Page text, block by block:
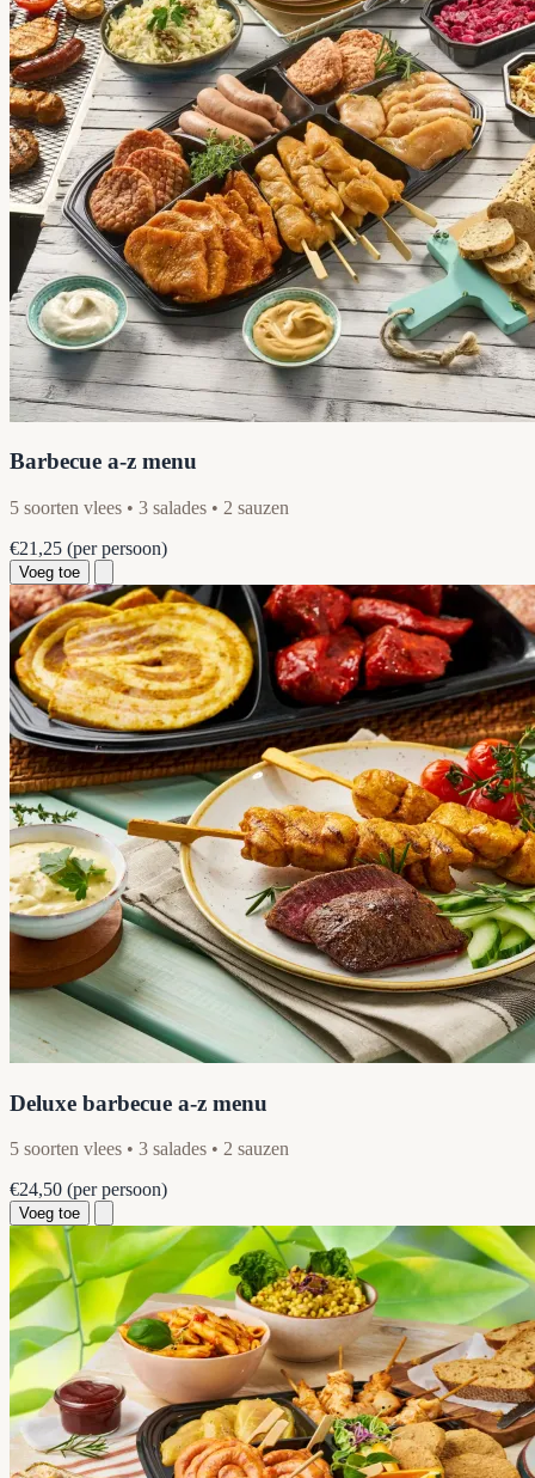
Barbecue a-z menu
5 soorten vlees • 3 salades • 2 sauzen
€21,25 (per persoon)
Voeg toe
Deluxe barbecue a-z menu
5 soorten vlees • 3 salades • 2 sauzen
€24,50 (per persoon)
Voeg toe